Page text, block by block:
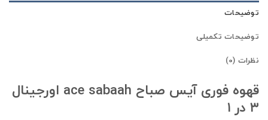
توضیحات
توضیحات تکمیلی
نظرات (0)
قهوه فوری آیس صباح ace sabaah اورجینال
۳ در ۱